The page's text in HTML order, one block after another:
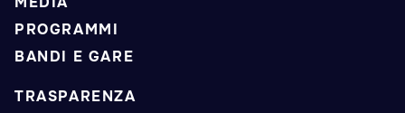
PROGRAMMI
BANDI E GARE
TRASPARENZA